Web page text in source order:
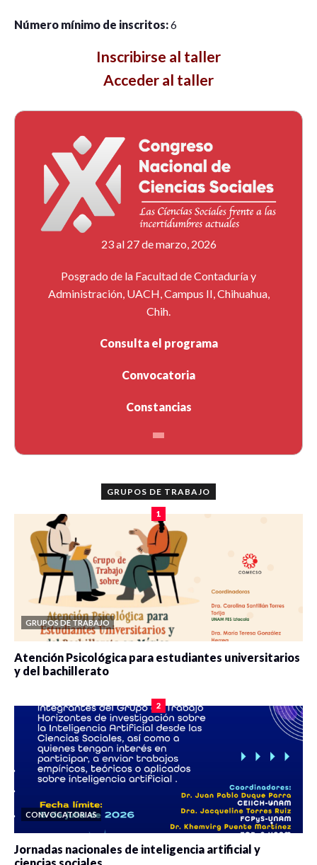
Número mínimo de inscritos:6
Inscribirse al taller
Acceder al taller
23 al 27 de marzo, 2026
Posgrado de la Facultad de Contaduría y
Administración, UACH, Campus II, Chihuahua,
Chih.
Consulta el programa
Convocatoria
Constancias
GRUPOS DE TRABAJO
1
GRUPOS DE TRABAJO
Atención Psicológica para estudiantes universitarios
y del bachillerato
2
CONVOCATORIAS
Jornadas nacionales de inteligencia artificial y